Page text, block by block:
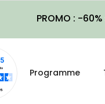
PROMO : -
Programme